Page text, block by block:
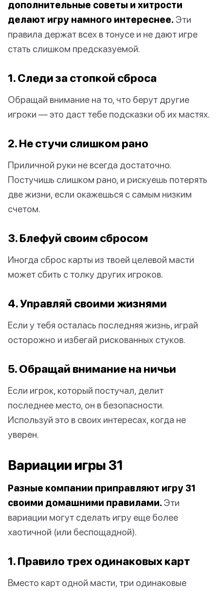
дополнительные советы и хитрости
делают игру намного интереснее. Эти
правила держат всех в тонусе и не дают игре
стать слишком предсказуемой.
1. Следи за стопкой сброса
Обращай внимание на то, что берут другие
игроки — это даст тебе подсказки об их мастях.
2. Не стучи слишком рано
Приличной руки не всегда достаточно.
Постучишь слишком рано, и рискуешь потерять
две жизни, если окажешься с самым низким
счетом.
3. Блефуй своим сбросом
Иногда сброс карты из твоей целевой масти
может сбить с толку других игроков.
4. Управляй своими жизнями
Если у тебя осталась последняя жизнь, играй
осторожно и избегай рискованных стуков.
5. Обращай внимание на ничьи
Если игрок, который постучал, делит
последнее место, он в безопасности.
Используй это в своих интересах, когда не
уверен.
Вариации игры 31
Разные компании приправляют игру 31
своими домашними правилами. Эти
вариации могут сделать игру еще более
хаотичной (или беспощадной).
1. Правило трех одинаковых карт
Вместо карт одной масти, три одинаковые